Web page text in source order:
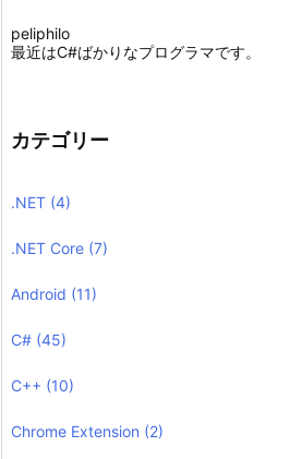
peliphilo
最近はC#ばかりなプログラマです。
カテゴリー
.NET (4)
.NET Core (7)
Android (11)
C# (45)
C++ (10)
Chrome Extension (2)